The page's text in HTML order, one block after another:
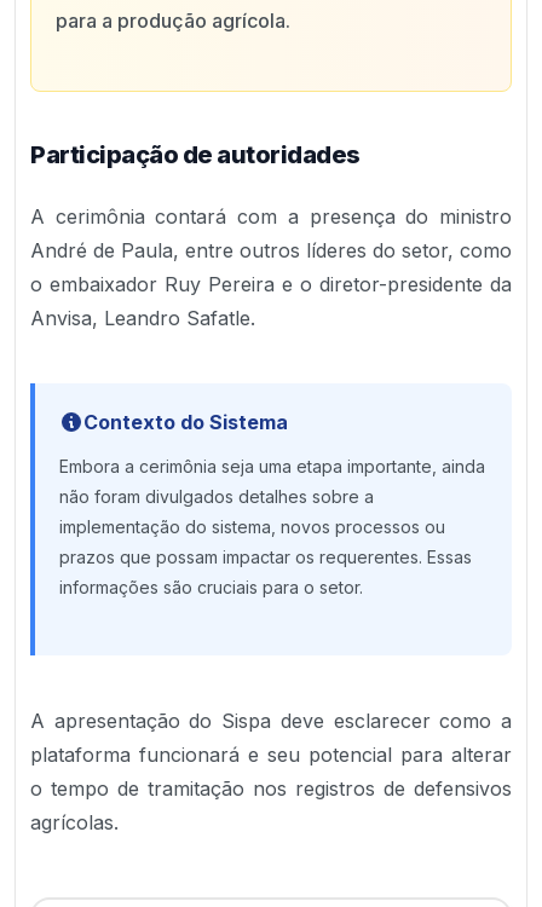
para a produção agrícola.
Participação de autoridades
A cerimônia contará com a presença do ministro
André de Paula, entre outros líderes do setor, como
o embaixador Ruy Pereira e o diretor-presidente da
Anvisa, Leandro Safatle.
Contexto do Sistema
Embora a cerimônia seja uma etapa importante, ainda
não foram divulgados detalhes sobre a
implementação do sistema, novos processos ou
prazos que possam impactar os requerentes. Essas
informações são cruciais para o setor.
A apresentação do Sispa deve esclarecer como a
plataforma funcionará e seu potencial para alterar
o tempo de tramitação nos registros de defensivos
agrícolas.